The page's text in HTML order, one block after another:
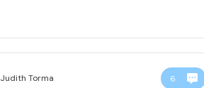
Judith Torma 6